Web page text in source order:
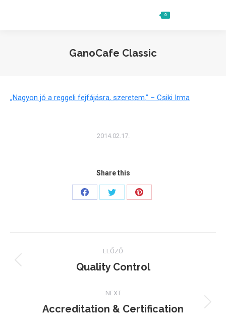
0
GanoCafe Classic
„Nagyon jó a reggeli fejfájásra, szeretem.” – Csiki Irma
2014.02.17.
Share this
Share
Share
Share
navigation
ELŐZŐ
Previous
Quality Control
NEXT
Next
Accreditation & Certification